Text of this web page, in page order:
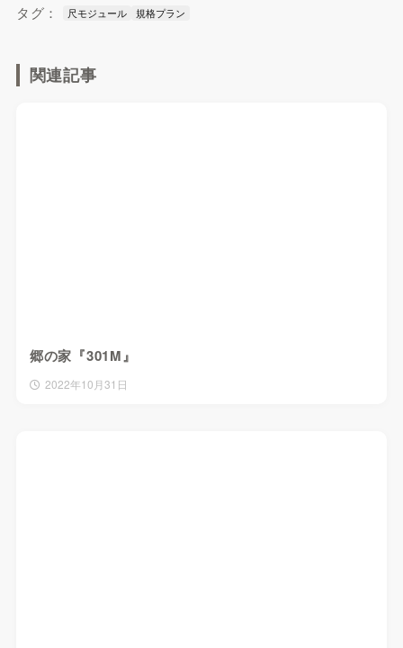
タグ： 尺モジュール 規格プラン
関連記事
郷の家『301M』
2022年10月31日